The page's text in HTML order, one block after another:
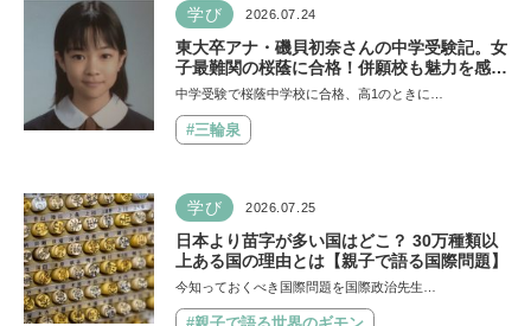
学び 2026.07.24
東大卒アナ・磯貝初奈さんの中学受験記。女
子最難関の桜蔭に合格！併願校も魅力を感じ
た渋渋に。母親の声かけは「睡眠が何より大
中学受験で桜蔭中学校に合格、高1のときに…
#三輪泉
学び 2026.07.25
日本より苗字が多い国はどこ？ 30万種類以
上ある国の理由とは【親子で語る国際問題】
今知っておくべき国際問題を国際政治先生…